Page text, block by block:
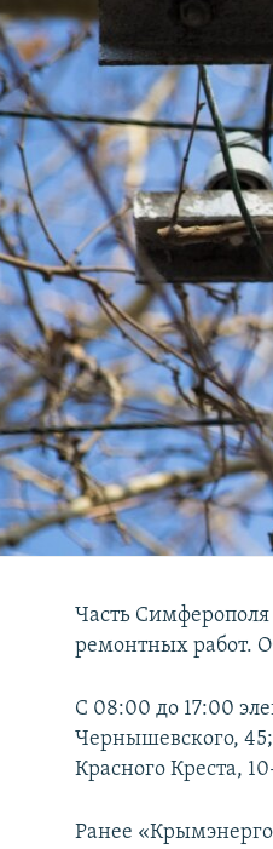
Часть Симферополя
ремонтных работ.
С 08:00 до 17:00
Чернышевского, 45;
Красного Креста,
Ранее